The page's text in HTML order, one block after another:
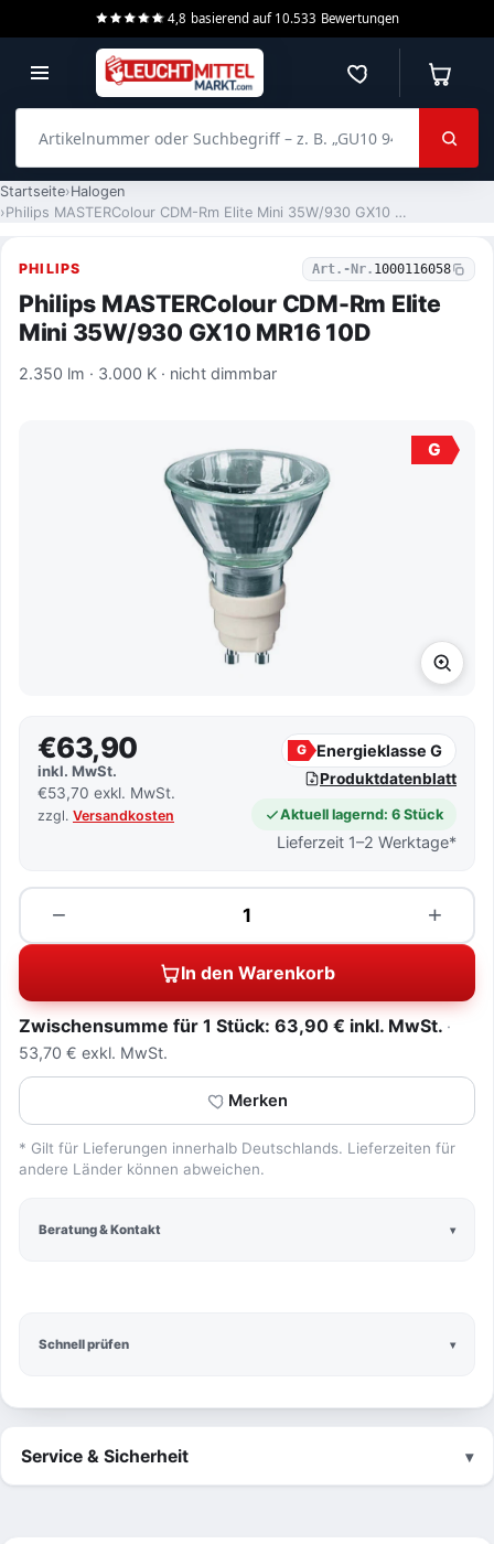
4,8 basierend auf 10.533 Bewertungen
Merkzettel
Startseite Halogen
Philips MASTERColour CDM-Rm Elite Mini 35W/930 GX10 MR16 10D
PHILIPS Art.-Nr. 1000116058
Philips MASTERColour CDM-Rm Elite
Mini 35W/930 GX10 MR16 10D
2.350 lm · 3.000 K · nicht dimmbar
G
Schnell prüfen
€63,90
inkl. MwSt.
€53,70 exkl. MwSt.
zzgl. Versandkosten
G Energieklasse G
Produktdatenblatt
Aktuell lagernd: 6 Stück
Lieferzeit 1–2 Werktage*
−
Menge +
In den Warenkorb
Zwischensumme für 1 Stück: 63,90 € inkl. MwSt.
53,70 € exkl. MwSt.
Merken
* Gilt für Lieferungen innerhalb Deutschlands. Lieferzeiten für
andere Länder können abweichen.
Beratung & Kontakt
Service & Sicherheit